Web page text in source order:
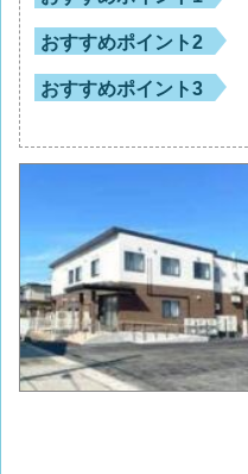
おすすめポイント2
おすすめポイント3